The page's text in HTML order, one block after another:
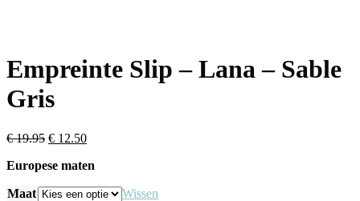
Empreinte Slip – Lana – Sable
Gris
€19.95 Oorspronkelijke
was:
€ 12.50Huidige
is:
Europese maten
Maat Wissen